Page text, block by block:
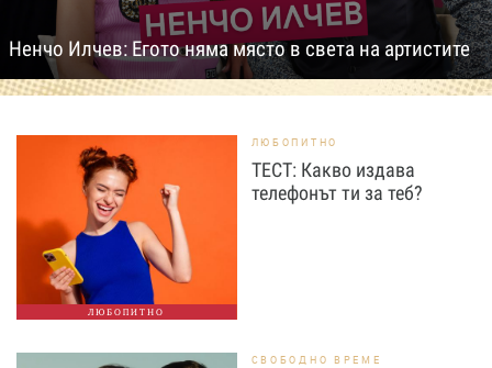
Ненчо Илчев: Егото няма място в света на артистите
ЛЮБОПИТНО
ЛЮБОПИТНО
ТЕСТ: Какво издава
телефонът ти за теб?
СВОБОДНО ВРЕМЕ